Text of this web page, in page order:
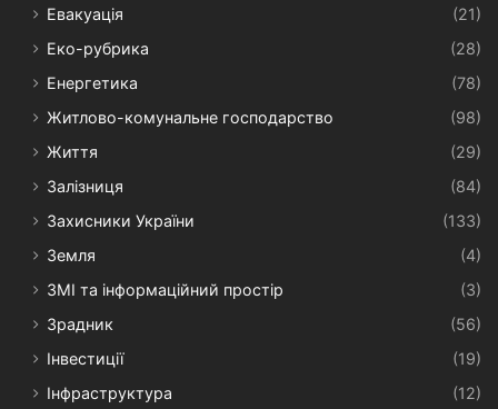
Евакуація
(21)
Еко-рубрика
(28)
Енергетика
(78)
Житлово-комунальне господарство
(98)
Життя
(29)
Залізниця
(84)
Захисники України
(133)
Земля
(4)
ЗМІ та інформаційний простір
(3)
Зрадник
(56)
Інвестиції
(19)
Інфраструктура
(12)